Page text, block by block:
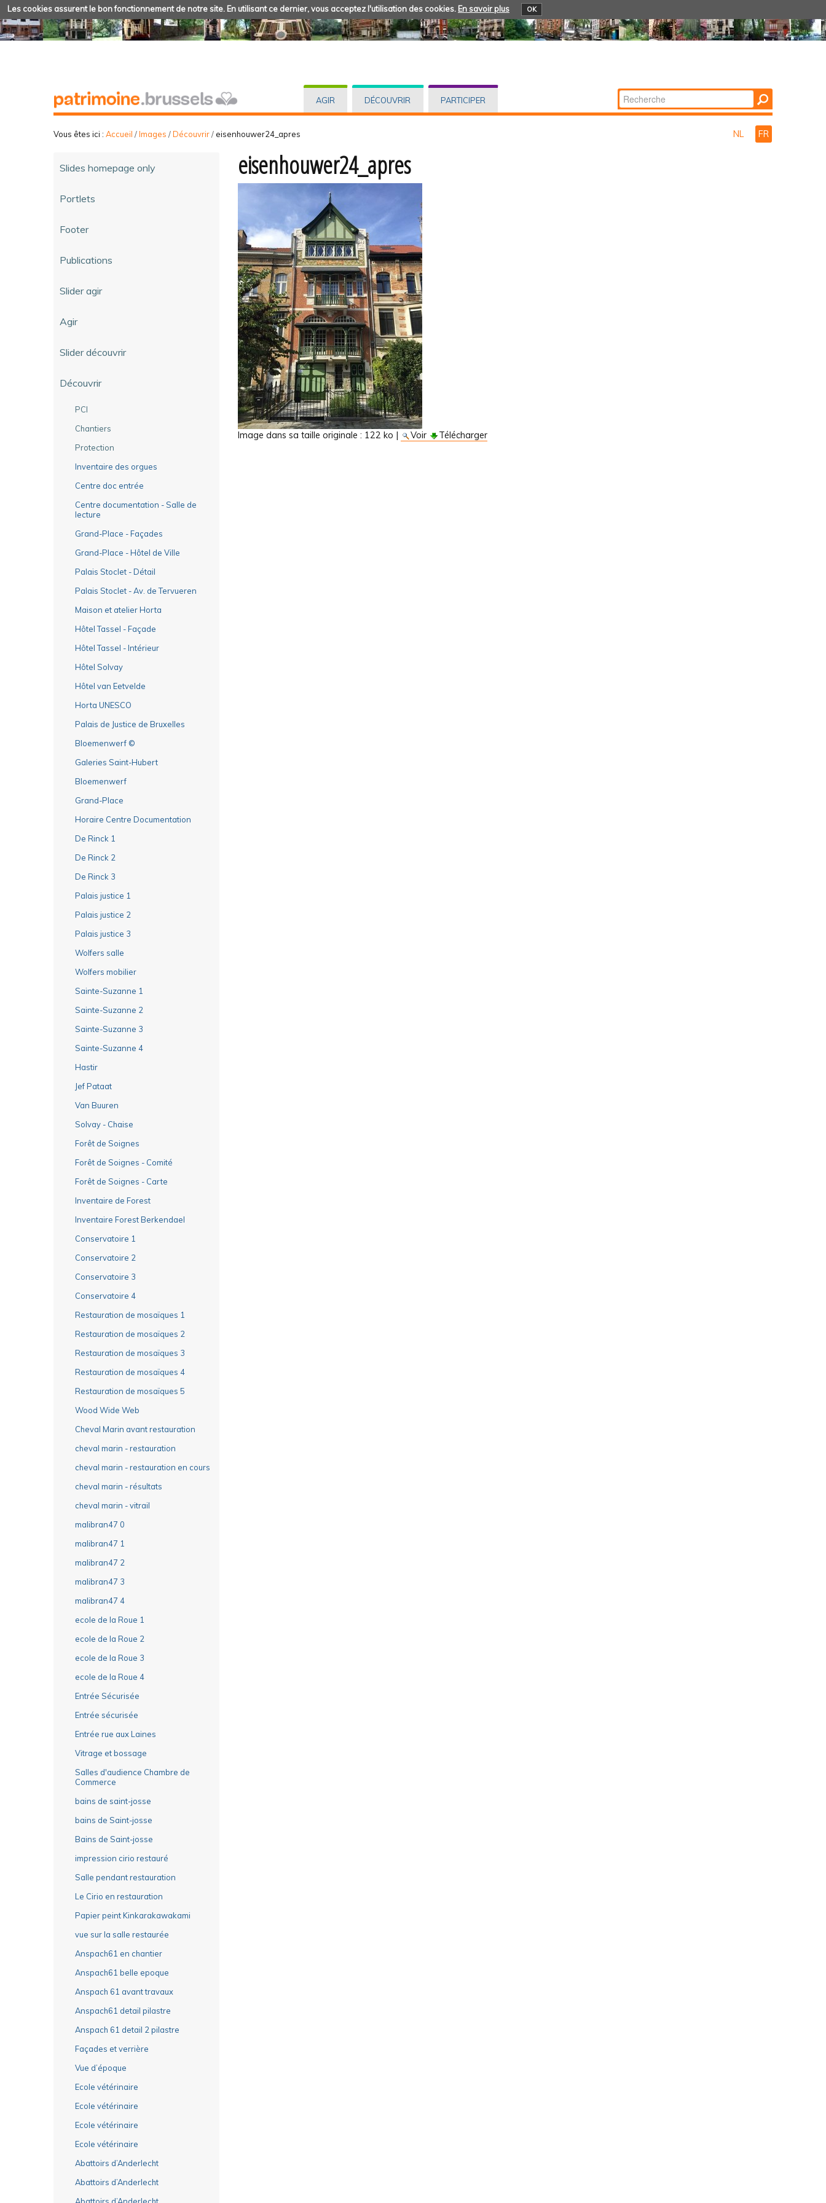
Les cookies assurent le bon fonctionnement de notre site. En utilisant ce dernier, vous acceptez l'utilisation des cookies. En savoir plus OK
AGIR DÉCOUVRIR PARTICIPER Chercher par
Recherche
Vous êtes ici : Accueil /Images /Découvrir/ eisenhouwer24_apres NL FR
Slides homepage only
Portlets
Footer
Publications
Slider agir
Agir
Slider découvrir
Découvrir
PCI
Chantiers
Protection
Inventaire des orgues
Centre doc entrée
Centre documentation - Salle de
lecture
Grand-Place - Façades
Grand-Place - Hôtel de Ville
Palais Stoclet - Détail
Palais Stoclet - Av. de Tervueren
Maison et atelier Horta
Hôtel Tassel - Façade
Hôtel Tassel - Intérieur
Hôtel Solvay
Hôtel van Eetvelde
Horta UNESCO
Palais de Justice de Bruxelles
Bloemenwerf ©
Galeries Saint-Hubert
Bloemenwerf
Grand-Place
Horaire Centre Documentation
De Rinck 1
De Rinck 2
De Rinck 3
Palais justice 1
Palais justice 2
Palais justice 3
Wolfers salle
Wolfers mobilier
Sainte-Suzanne 1
Sainte-Suzanne 2
Sainte-Suzanne 3
Sainte-Suzanne 4
Hastir
Jef Pataat
Van Buuren
Solvay - Chaise
Forêt de Soignes
Forêt de Soignes - Comité
Forêt de Soignes - Carte
Inventaire de Forest
Inventaire Forest Berkendael
Conservatoire 1
Conservatoire 2
Conservatoire 3
Conservatoire 4
Restauration de mosaïques 1
Restauration de mosaïques 2
Restauration de mosaïques 3
Restauration de mosaïques 4
Restauration de mosaïques 5
Wood Wide Web
Cheval Marin avant restauration
cheval marin - restauration
cheval marin - restauration en cours
cheval marin - résultats
cheval marin - vitrail
malibran47 0
malibran47 1
malibran47 2
malibran47 3
malibran47 4
ecole de la Roue 1
ecole de la Roue 2
ecole de la Roue 3
ecole de la Roue 4
Entrée Sécurisée
Entrée sécurisée
Entrée rue aux Laines
Vitrage et bossage
Salles d'audience Chambre de
Commerce
bains de saint-josse
bains de Saint-josse
Bains de Saint-josse
impression cirio restauré
Salle pendant restauration
Le Cirio en restauration
Papier peint Kinkarakawakami
vue sur la salle restaurée
Anspach61 en chantier
Anspach61 belle epoque
Anspach 61 avant travaux
Anspach61 detail pilastre
Anspach 61 detail 2 pilastre
Façades et verrière
Vue d’époque
Ecole vétérinaire
Ecole vétérinaire
Ecole vétérinaire
Ecole vétérinaire
Abattoirs d’Anderlecht
Abattoirs d’Anderlecht
eisenhouwer24_apres
Image dans sa taille originale : 122 ko | Voir Télécharger